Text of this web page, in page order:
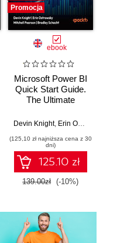
Promocja
ebook
Microsoft Power BI
Quick Start Guide.
The Ultimate
to Power BI, Data
Tools, and
Microsoft Fabric -
Fourth Edition
Devin Knight, Erin Ostrowsky
(125,10 zł najniższa cena z 30
dni)
125.10 zł
139.00zł (-10%)